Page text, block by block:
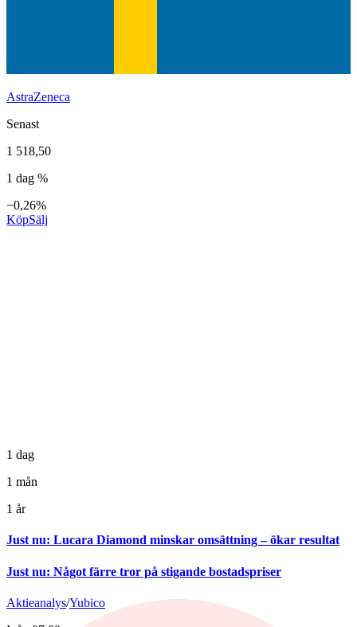
AstraZeneca
Senast
1 518,50
1 dag %
−0,26%
KöpSälj
1 dag
1 mån
1 år
Just nu: Lucara Diamond minskar omsättning – ökar resultat
Just nu: Något färre tror på stigande bostadspriser
Aktieanalys/Yubico